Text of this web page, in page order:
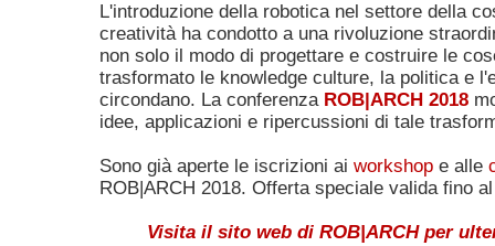
L'introduzione della robotica nel settore della
creatività ha condotto a una rivoluzione
non solo il modo di progettare e costruire le
trasformato le knowledge culture, la politica e
circondano. La conferenza ROB|ARCH 2018
idee, applicazioni e ripercussioni di tale
Sono già aperte le iscrizioni ai workshop e alle
ROB|ARCH 2018. Offerta speciale valida fino al
Visita il sito web di ROB|ARCH per